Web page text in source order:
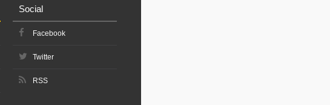
Social
Facebook
Twitter
RSS